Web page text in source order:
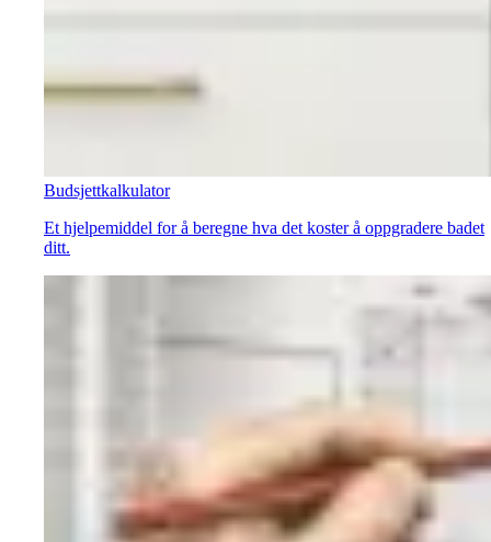
Budsjettkalkulator
Et hjelpemiddel for å beregne hva det koster å oppgradere badet
ditt.